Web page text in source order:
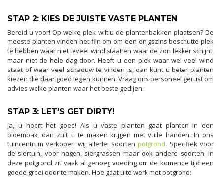
STAP 2: KIES DE JUISTE VASTE PLANTEN
Bereid u voor! Op welke plek wilt u de plantenbakken plaatsen? De
meeste planten vinden het fijn om om een enigszins beschutte plek
te hebben waar niet teveel wind staat en waar de zon lekker schijnt,
maar niet de hele dag door. Heeft u een plek waar wel veel wind
staat of waar veel schaduw te vinden is, dan kunt u beter planten
kiezen die daar goed tegen kunnen. Vraag ons personeel gerust om
advies welke planten waar het beste gedijen.
STAP 3: LET'S GET DIRTY!
Ja, u hoort het goed! Als u vaste planten gaat planten in een
bloembak, dan zult u te maken krijgen met vuile handen. In ons
tuincentrum verkopen wij allerlei soortenpotgrond. Specifiek voor
de siertuin, voor hagen, siergrassen maar ook andere soorten. In
deze potgrond zit vaak al genoeg voeding om de komende tijd een
goede groei door te maken. Hoe gaat u te werk met potgrond: